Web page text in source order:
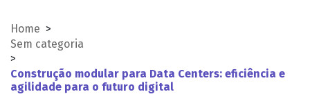
Home >
Sem categoria
>
Construção modular para Data Centers: eficiência e
agilidade para o futuro digital